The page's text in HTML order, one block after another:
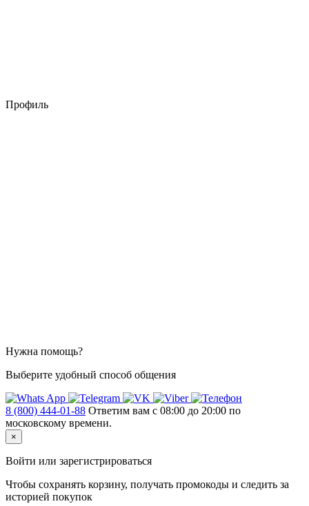
Профиль
Нужна помощь?
Выберите удобный способ общения
8 (800) 444-01-88 Ответим вам с 08:00 до 20:00 по
московскому времени.
×
Войти или зарегистрироваться
Чтобы сохранять корзину, получать промокоды и следить за
историей покупок